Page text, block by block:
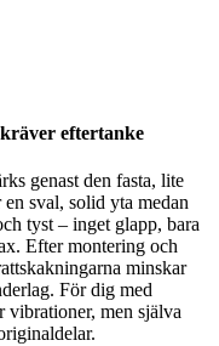
eftertanke
genast den fasta, lite
sval, solid yta medan
tyst – inget glapp, bara
Efter montering och
minskar
För dig med
vibrationer, men själva